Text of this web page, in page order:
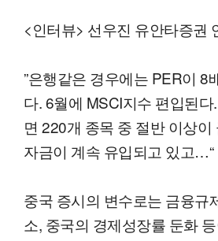
<인터뷰> 선우진 유안타증권
”은행같은 경우에는 PER이 8
다. 6월에 MSCI지수 편입된
면 220개 종목 중 절반 이상이
자금이 계속 유입되고 있고…“
중국 증시의 변수로는 금융규
소, 중국의 경제성장률 둔화